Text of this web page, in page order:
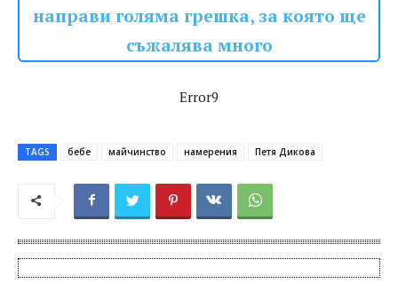
направи голяма грешка, за която ще
съжалява много
Error9
TAGS бебе майчинство намерения Петя Дикова